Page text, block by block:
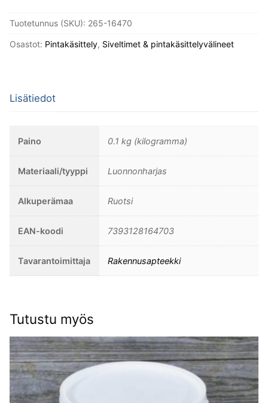
70mm
määrä
Tuotetunnus (SKU): 265-16470
Osastot: Pintakäsittely, Siveltimet & pintakäsittelyvälineet
Lisätiedot
Paino 0.1 kg (kilogramma)
Materiaali/tyyppi Luonnonharjas
Alkuperämaa Ruotsi
EAN-koodi 7393128164703
Tavarantoimittaja Rakennusapteekki
Tutustu myös